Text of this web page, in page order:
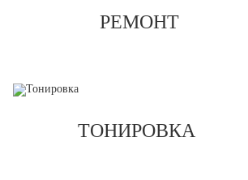
РЕМОНТ
ТОНИРОВКА